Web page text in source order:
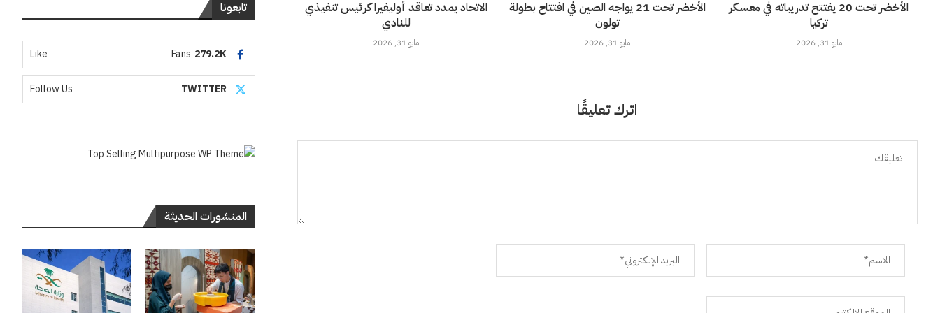
الاتحاد يمدد تعاقد أوليفيرا كرئيس تنفيذي
للنادي
مايو 31, 2026
الأخضر تحت 21 يواجه الصين في افتتاح بطولة
تولون
مايو 31, 2026
الأخضر تحت 20 يفتتح تدريباته في معسكر
تركيا
مايو 31, 2026
اترك تعليقًا
تابعونا
279.2K
Fans
Like
TWITTER
Follow Us
المنشورات الحديثة